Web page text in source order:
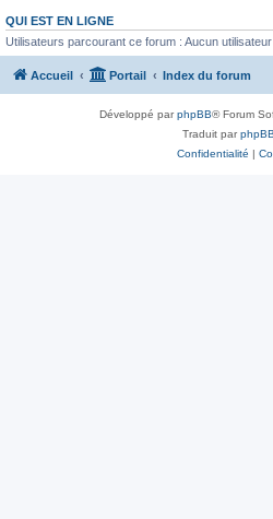
QUI EST EN LIGNE
Utilisateurs parcourant ce forum : Aucun
Accueil Portail Index du forum
Développé parphpBB® Forum
Traduit par
Confidentialité |